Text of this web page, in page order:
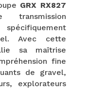
GRX RX827
transmission
Avec cette
sa maîtrise
fine
de gravel,
explorateurs